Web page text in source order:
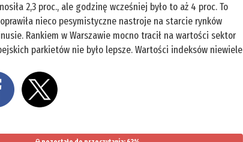
2,3 proc., ale godzinę wcześniej było to aż 4 proc. To
nieco pesymistyczne nastroje na starcie rynków
Rankiem w Warszawie mocno tracił na wartości sektor
parkietów nie było lepsze. Wartości indeksów niewiele